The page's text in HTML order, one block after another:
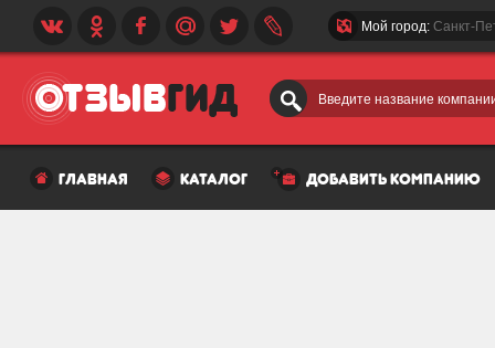
Введите название
Мой город: Санкт-
главная каталог добавить компанию